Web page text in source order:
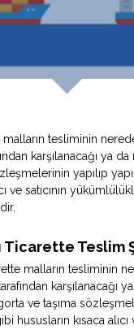
tesliminin
karşılanacağı ya da
yapılıp
ve satıcının
Ticarette Teslim
malların tesliminin
karşılanacağı ya
ve taşıma
hususların kısaca alıcı